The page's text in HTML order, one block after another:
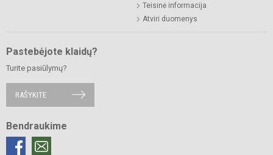
Teisinė informacija
Atviri duomenys
Pastebėjote klaidų?
Turite pasiūlymų?
RAŠYKITE
Bendraukime